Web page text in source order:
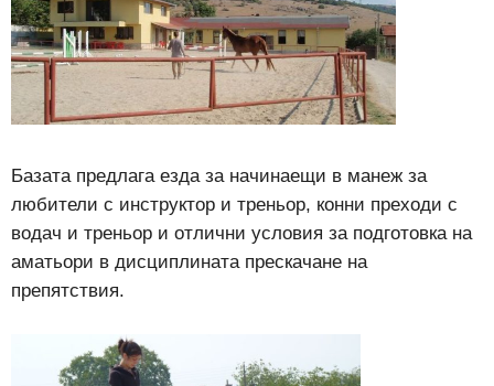
Базата предлага езда за начинаещи в манеж за
любители с инструктор и треньор, конни преходи с
водач и треньор и отлични условия за подготовка на
аматьори в дисциплината прескачане на
препятствия.